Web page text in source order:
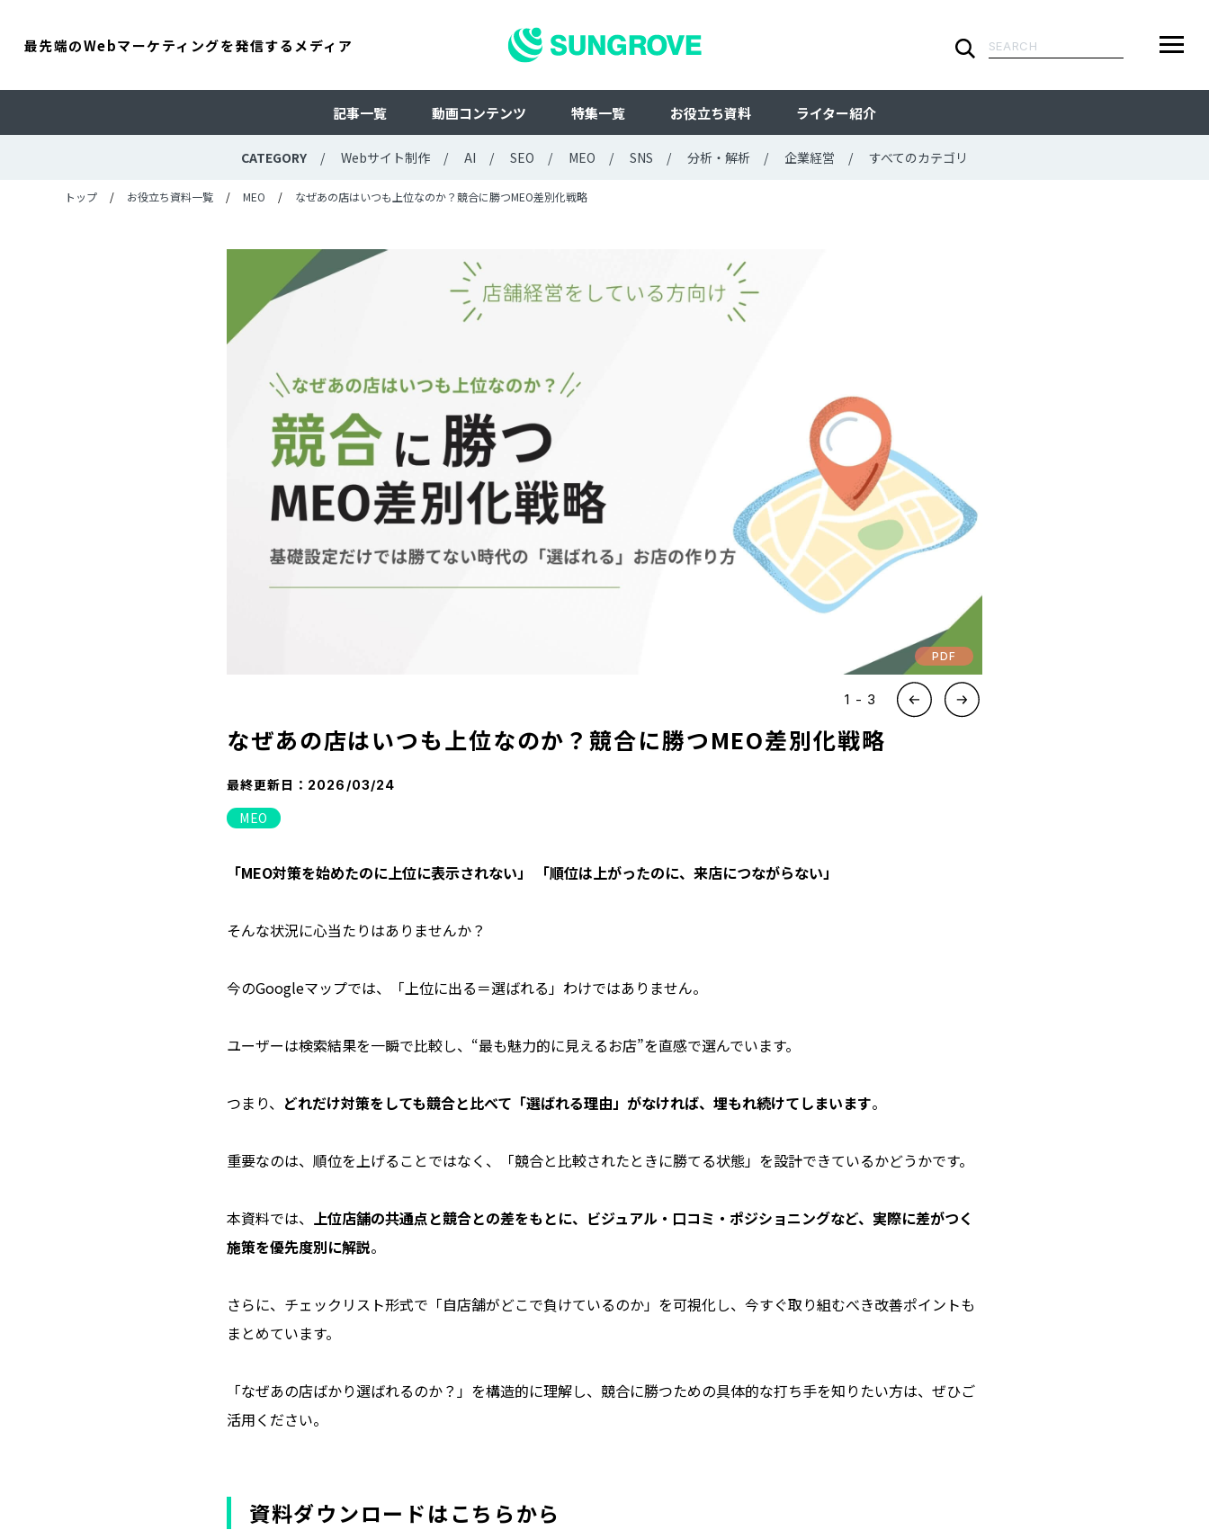
最先端のWebマーケティングを発信するメディア
検
記事一覧 動画コンテンツ 特集一覧 お役立ち資料 ライター紹介
CATEGORY Webサイト制作 AI SEO MEO SNS 分析・解析 企業経営 すべてのカテゴリ
ニ
ュ
ARTICLE
すべての記事
CATEGORY
DOCUMENT
お役立ち資料
お問い合わせ
『SUNGROVE』について
広告掲載に関する規約
プライバシーポリシー
トップ お役立ち資料一覧 MEO なぜあの店はいつも上位なのか？競合に勝つMEO差別化戦略
2 - 3
なぜあの店はいつも上位なのか？競合に勝つMEO差別化戦略
最終更新日： 2026/03/24
MEO
「MEO対策を始めたのに上位に表示されない」 「順位は上がったのに、来店につながらない」
そんな状況に心当たりはありませんか？
今のGoogleマップでは、「上位に出る＝選ばれる」わけではありません。
ユーザーは検索結果を一瞬で比較し、“最も魅力的に見えるお店”を直感で選んでいます。
つまり、 どれだけ対策をしても競合と比べて「選ばれる理由」がなければ、埋もれ続けてしまいます。
重要なのは、順位を上げることではなく、「競合と比較されたときに勝てる状態」を設計できているかどうかです。
本資料では、
上位店舗の共通点と競合との差をもとに、ビジュアル・口コミ・ポジショニングなど、実際に差がつく
施策を優先度別に解説。
さらに、チェックリスト形式で「自店舗がどこで負けているのか」を可視化し、今すぐ取り組むべき改善ポイントも
まとめています。
「なぜあの店ばかり選ばれるのか？」を構造的に理解し、競合に勝つための具体的な打ち手を知りたい方は、ぜひご
活用ください。
資料ダウンロードはこちらから